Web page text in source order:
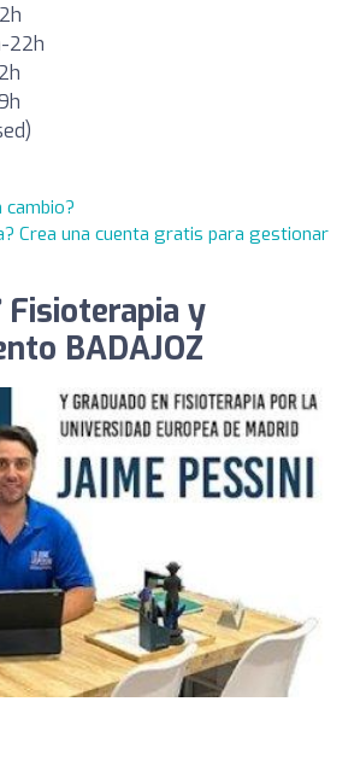
22h
cambio?
Crea una cuenta gratis para gestionar
Fisioterapia y
BADAJOZ